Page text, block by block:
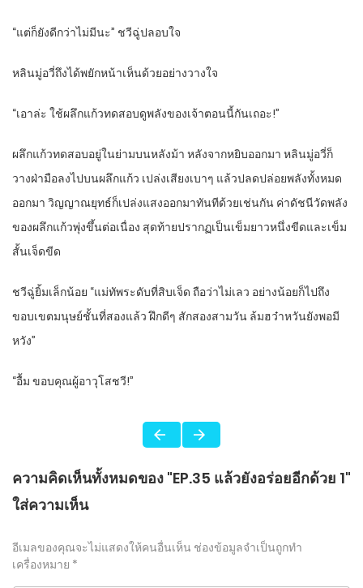
“แต่ก็ยังดีกว่าไม่มีนะ” ชวีฉู่ปลอบใจ
หลินมู่อวี่ถึงได้พยักหน้าเห็นด้วยอย่างวางใจ
“เอาล่ะ ใช้ผลึกแก้วทดสอบดูพลังของเจ้าตอนนี้กันเถอะ!”
ผลึกแก้วทดสอบอยู่ในย่ามบนหลังม้า หลังจากหยิบออกมา หลินมู่อวี่ก็
วางฝ่ามือลงไปบนผลึกแก้ว เปล่งเสียงเบาๆ แล้วปลดปล่อยพลังทั้งหมด
ออกมา วิญญาณยุทธ์ก็เปล่งแสงออกมาทันทีด้วยเช่นกัน ค่าดัชนีวัดพลัง
ของผลึกแก้วพุ่งขึ้นต่อเนื่อง สุดท้ายปรากฏเป็นเข็มยาวหนึ่งขีดและเข็ม
สั้นเจ็ดขีด
ชวีฉู่ยิ้มเล็กน้อย “แม่ทัพระดับที่สิบเจ็ด ถือว่าไม่เลว อย่างน้อยก็ไปถึง
ขอบเขตมนุษย์ชั้นที่สองแล้ว ฝึกดีๆ สักสองสามวัน ล้มฮว๋าหวันยังพอมี
หวัง”
“อื้ม ขอบคุณผู้อาวุโสชวี!”
ความคิดเห็นทั้งหมดของ "EP.35 แล้วยังอร่อยอีกด้วย 1"
ใส่ความเห็น
อีเมลของคุณจะไม่แสดงให้คนอื่นเห็น ช่องข้อมูลจำเป็นถูกทำ
เครื่องหมาย *